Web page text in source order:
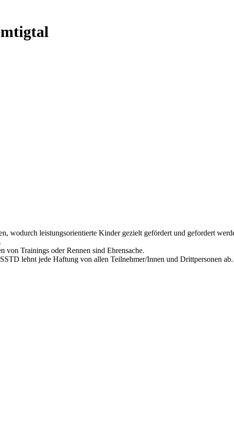
wodurch leistungsorientierte Kinder gezielt gefördert und gefordert
von Trainings oder Rennen sind Ehrensache.
lehnt jede Haftung von allen Teilnehmer/Innen und Drittpersonen ab.